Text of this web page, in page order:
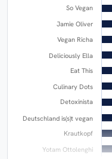
So Vegan
Jamie Oliver
Vegan Richa
Deliciously Ella
Eat This
Culinary Dots
Detoxinista
Deutschland is(s)t vegan
Krautkopf
Yotam Ottolenghi